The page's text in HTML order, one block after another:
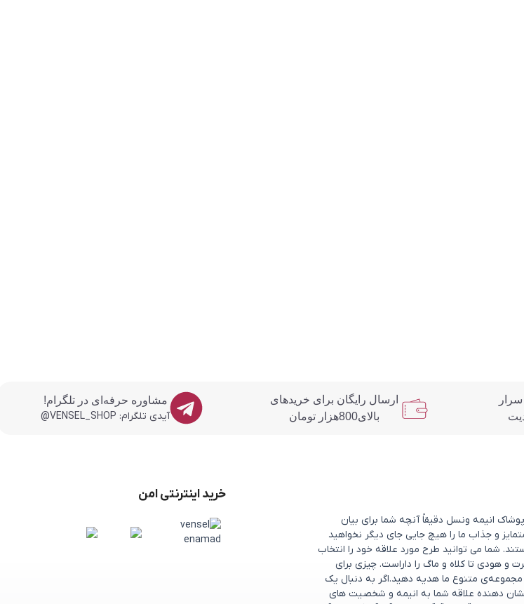
ارسال رایگان برای خریدهای
بالای800هزار تومان
مشاوره حرفه‌ای در تلگرام!
آیدی تلگرام: VENSEL_SHOP@
انیمه ونسل دقیقاً آنچه شما برای بیان
و جذاب ما را هیچ جایی جای دیگر نخواهید
شما می توانید طرح مورد علاقه خود را انتخاب
و هودی تا کلاه و ماگ را داراست. چیزی برای
متنوع ما هدیه دهید.اگر به دنبال یک
دهنده علاقه شما به انیمه و شخصیت های
خرید اینترنتی امن